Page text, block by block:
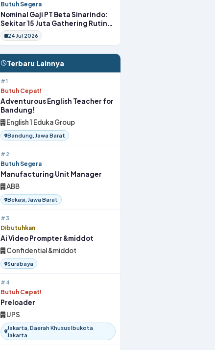
Butuh Segera
Nominal Gaji PT Beta Sinarindo:
Sekitar 15 Juta Gathering Rutin
Insentif Rutin
24 Jul 2026
Terbaru Lainnya
#1
Butuh Cepat!
Adventurous English Teacher for
Bandung!
English 1 Eduka Group
Bandung, Jawa Barat
#2
Butuh Segera
Manufacturing Unit Manager
ABB
Bekasi, Jawa Barat
#3
Dibutuhkan
Ai Video Prompter &middot
Confidential &middot
Surabaya
#4
Butuh Cepat!
Preloader
UPS
Jakarta, Daerah Khusus Ibukota
Jakarta